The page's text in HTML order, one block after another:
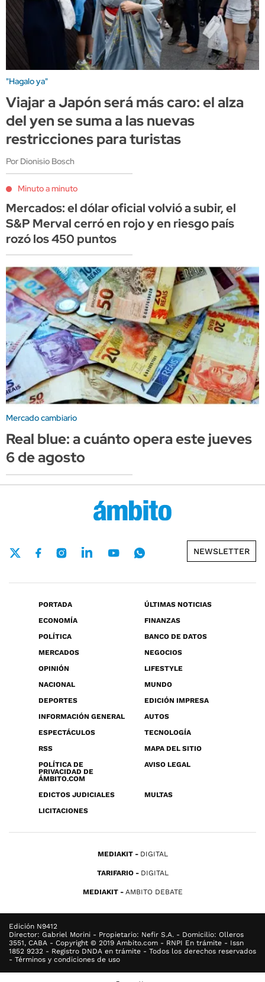
"Hagalo ya"
Viajar a Japón será más caro: el alza
del yen se suma a las nuevas
restricciones para turistas
Por Dionisio Bosch
Minuto a minuto
Mercados: el dólar oficial volvió a subir, el
S&P Merval cerró en rojo y en riesgo país
rozó los 450 puntos
Mercado cambiario
Real blue: a cuánto opera este jueves
6 de agosto
NEWSLETTER
PORTADA
ÚLTIMAS NOTICIAS
ECONOMÍA
FINANZAS
POLÍTICA
BANCO DE DATOS
MERCADOS
NEGOCIOS
OPINIÓN
LIFESTYLE
NACIONAL
MUNDO
DEPORTES
EDICIÓN IMPRESA
INFORMACIÓN GENERAL
AUTOS
ESPECTÁCULOS
TECNOLOGÍA
RSS
MAPA DEL SITIO
POLÍTICA DE
PRIVACIDAD DE
ÁMBITO.COM
AVISO LEGAL
EDICTOS JUDICIALES
MULTAS
LICITACIONES
MEDIAKIT DIGITAL
TARIFARIO DIGITAL
MEDIAKIT AMBITO DEBATE
Edición N9412
Director: Gabriel Morini - Propietario: Nefir S.A. - Domicilio: Olleros
3551, CABA - Copyright © 2019 Ambito.com - RNPI En trámite - Issn
1852 9232 - Registro DNDA en trámite - Todos los derechos reservados
- Términos y condiciones de uso